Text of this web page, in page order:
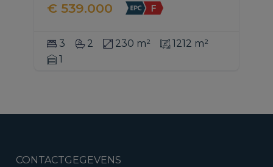
€ 539.000
3 2 230 m²
1212 m²
1
CONTACTGEGEVENS